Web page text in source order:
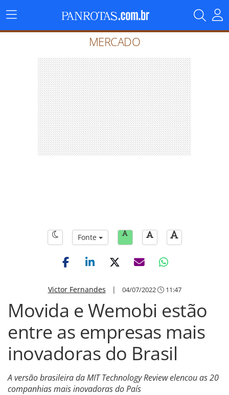
Menu
Principal
MERCADO
Fonte
Victor Fernandes | 04/07/2022 11:47
Movida e Wemobi estão
entre as empresas mais
inovadoras do Brasil
A versão brasileira da MIT Technology Review elencou as 20
companhias mais inovadoras do País